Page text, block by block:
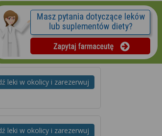
leki w okolicy i zarezerwuj
leki w okolicy i zarezerwuj
leki w okolicy i zarezerwuj